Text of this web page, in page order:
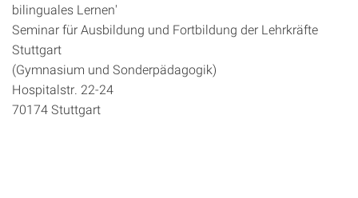
bilinguales Lernen'
Seminar für Ausbildung und Fortbildung der Lehrkräfte
Stuttgart
(Gymnasium und Sonderpädagogik)
Hospitalstr. 22-24
70174 Stuttgart